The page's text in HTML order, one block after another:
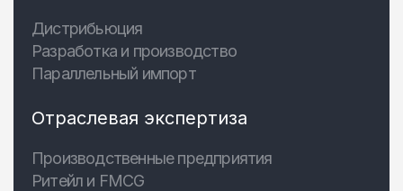
Дистрибьюция
Разработка и производство
Параллельный импорт
Отраслевая экспертиза
Производственные предприятия
Ритейл и FMCG